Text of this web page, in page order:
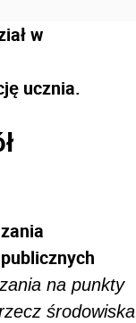
w
ucznia.
na punkty
środowiska